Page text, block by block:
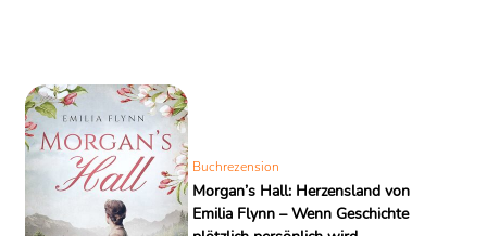
Buchrezension
Morgan’s Hall: Herzensland von
Emilia Flynn – Wenn Geschichte